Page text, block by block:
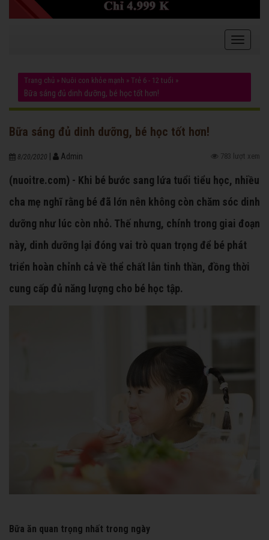
Trang chủ » Nuôi con khỏe mạnh » Trẻ 6 - 12 tuổi »
Bữa sáng đủ dinh dưỡng, bé học tốt hơn!
Bữa sáng đủ dinh dưỡng, bé học tốt hơn!
8/20/2020 Admin 783 lượt xem
(nuoitre.com) - Khi bé bước sang lứa tuổi tiểu học, nhiều
cha mẹ nghĩ rằng bé đã lớn nên không còn chăm sóc dinh
dưỡng như lúc còn nhỏ. Thế nhưng, chính trong giai đoạn
này, dinh dưỡng lại đóng vai trò quan trọng để bé phát
triển hoàn chỉnh cả về thể chất lẫn tinh thần, đồng thời
cung cấp đủ năng lượng cho bé học tập.
Bữa ăn quan trọng nhất trong ngày